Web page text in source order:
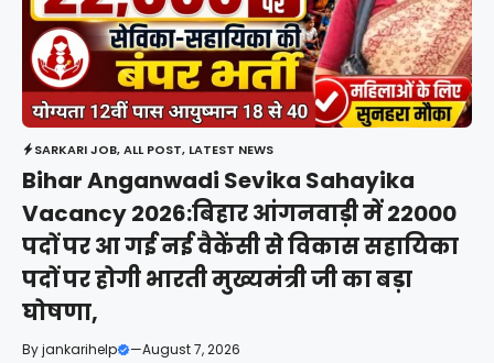
SARKARI JOB,ALL POST, LATEST NEWS
Bihar Anganwadi Sevika Sahayika
Vacancy 2026:बिहार आंगनवाड़ी में 22000
पदों पर आ गई नई वैकेंसी से विकास सहायिका
पदों पर होगी भारती मुख्यमंत्री जी का बड़ा
घोषणा,
Byjankarihelp —August 7, 2026